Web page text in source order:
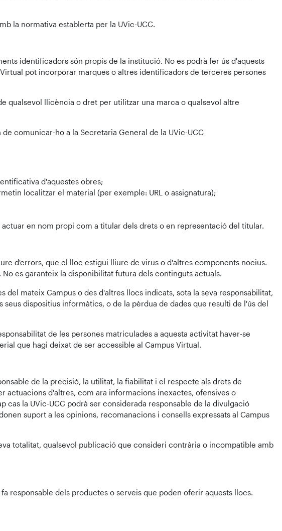
la normativa establerta per la UVic-UCC.
identificadors són propis de la institució. No es podrà fer ús d'aquests
pot incorporar marques o altres identificadors de terceres persones
qualsevol llicència o dret per utilitzar una marca o qualsevol altre
comunicar-ho a la Secretaria General de la UVic-UCC
d'aquestes obres;
localitzar el material (per exemple: URL o assignatura);
en nom propi com a titular dels drets o en representació del titular.
d'errors, que el lloc estigui lliure de virus o d'altres components nocius.
es garanteix la disponibilitat futura dels continguts actuals.
mateix Campus o des d'altres llocs indicats, sota la seva responsabilitat,
dispositius informàtics, o de la pèrdua de dades que resulti de l'ús del
de les persones matriculades a aquesta activitat haver-se
que hagi deixat de ser accessible al Campus Virtual.
de la precisió, la utilitat, la fiabilitat i el respecte als drets de
actuacions d'altres, com ara informacions inexactes, ofensives o
la UVic-UCC podrà ser considerada responsable de la divulgació
suport a les opinions, recomanacions i consells expressats al Campus
totalitat, qualsevol publicació que consideri contrària o incompatible amb
responsable dels productes o serveis que poden oferir aquests llocs.